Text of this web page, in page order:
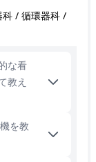
科 / 循環器科 /
な看
教え
を教